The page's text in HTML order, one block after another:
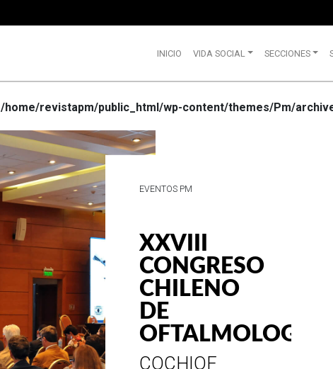
INICIO VIDA SOCIAL SECCIONES
/home/revistapm/public_html/wp-content/themes/Pm/
CELEBRA
SUS 75
ESTILO E
HISTORIA